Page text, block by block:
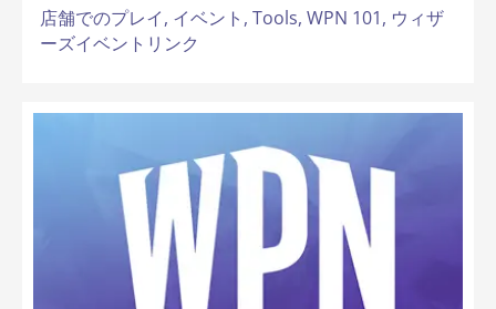
店舗でのプレイ, イベント, Tools, WPN 101, ウィザ
ーズイベントリンク